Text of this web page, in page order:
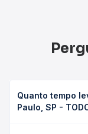
Quanto tempo
Paulo, SP -